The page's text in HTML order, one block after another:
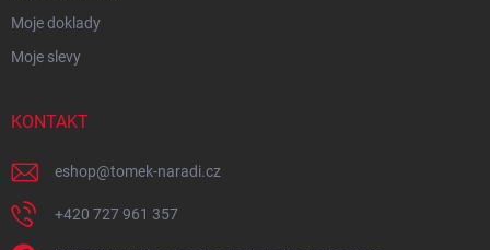
Moje doklady
Moje slevy
KONTAKT
eshop@tomek-naradi.cz
+420 727 961 357